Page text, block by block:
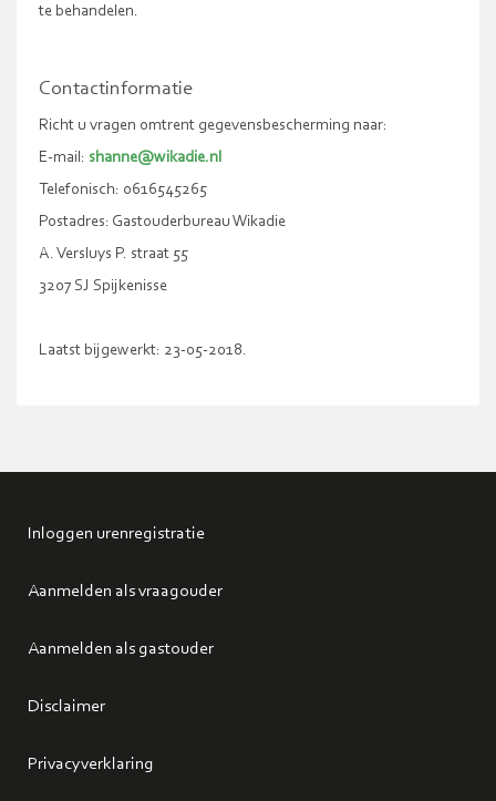
te behandelen.
Contactinformatie
Richt u vragen omtrent gegevensbescherming naar:
E-mail: shanne@wikadie.nl
Telefonisch: 0616545265
Postadres: Gastouderbureau Wikadie
A. Versluys P. straat 55
3207 SJ Spijkenisse
Laatst bijgewerkt: 23-05-2018.
Inloggen urenregistratie
Aanmelden als vraagouder
Aanmelden als gastouder
Disclaimer
Privacyverklaring